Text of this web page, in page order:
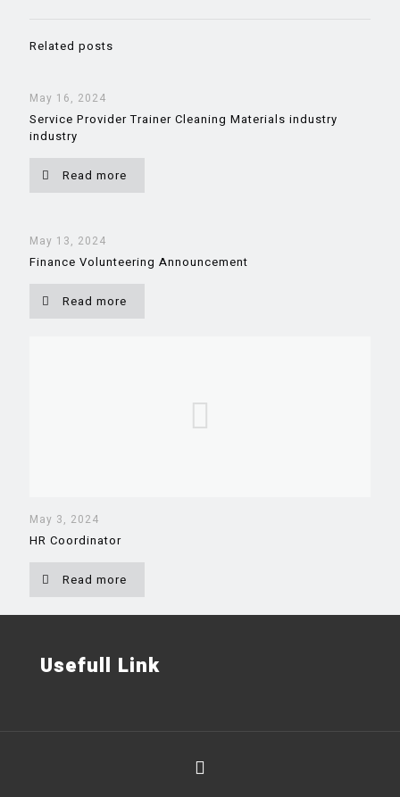
Related posts
May 16, 2024
Service Provider Trainer Cleaning Materials industry
industry
Read more
May 13, 2024
Finance Volunteering Announcement
Read more
May 3, 2024
HR Coordinator
Read more
Usefull Link